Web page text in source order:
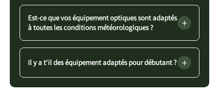
Est-ce que vos équipement optiques sont adaptés
à toutes les conditions météorologiques ?
+
Il y a t'il des équipement adaptés pour débutant ? +